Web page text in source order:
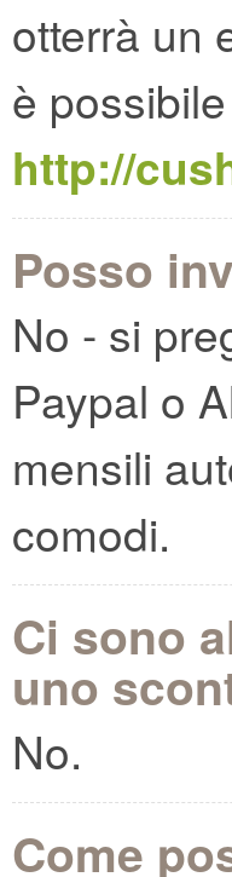
otterrà un
è
http://
Posso
No - si
Paypal o
mensili
comodi.
Ci sono
uno
No.
Come